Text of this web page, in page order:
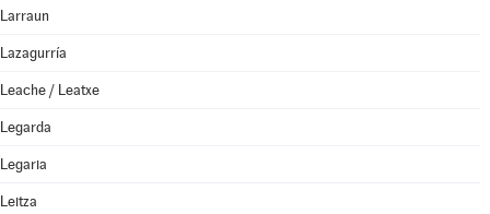
Larraun
Lazagurría
Leache / Leatxe
Legarda
Legaria
Leitza